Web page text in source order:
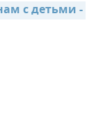
с детьми -